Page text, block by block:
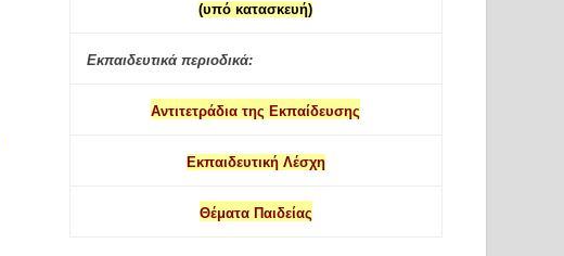
(υπό κατασκευή)
Εκπαιδευτικά περιοδικά:
Αντιτετράδια της Εκπαίδευσης
Εκπαιδευτική Λέσχη
Θέματα Παιδείας